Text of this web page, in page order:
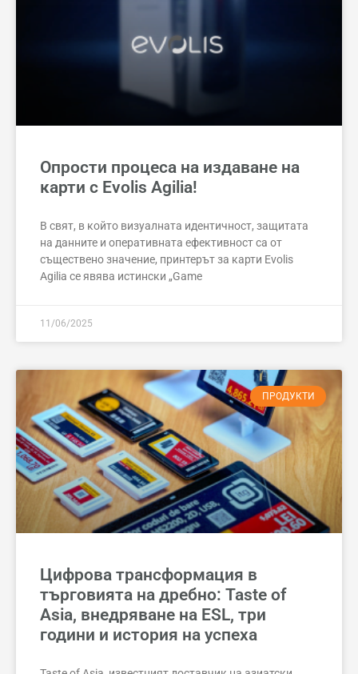
Опрости процеса на издаване на
карти с Evolis Agilia!
В свят, в който визуалната идентичност, защитата
на данните и оперативната ефективност са от
съществено значение, принтерът за карти Evolis
Agilia се явява истински „Game
11/06/2025
ПРОДУКТИ
Цифрова трансформация в
търговията на дребно: Taste of
Asia, внедряване на ESL, три
години и история на успеха